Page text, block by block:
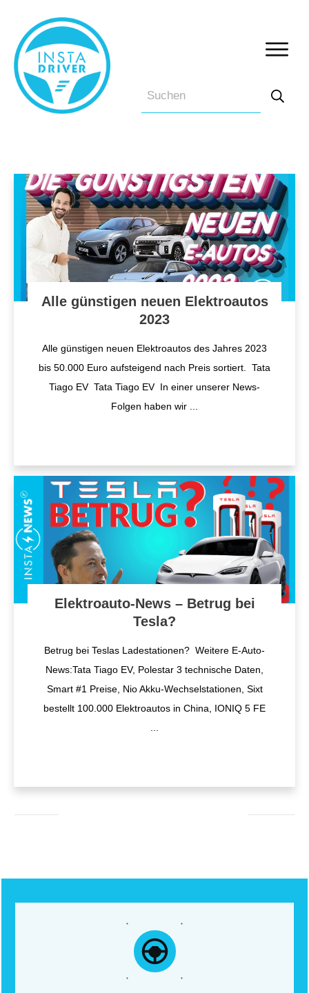
Alle günstigen neuen Elektroautos
2023
Alle günstigen neuen Elektroautos des Jahres 2023
bis 50.000 Euro aufsteigend nach Preis sortiert. Tata
Tiago EV Tata Tiago EV In einer unserer News-
Folgen haben wir
Elektroauto-News – Betrug bei
Tesla?
Betrug bei Teslas Ladestationen? Weitere E-Auto-
News:Tata Tiago EV, Polestar 3 technische Daten,
Smart #1 Preise, Nio Akku-Wechselstationen, Sixt
bestellt 100.000 Elektroautos in China, IONIQ 5 FE